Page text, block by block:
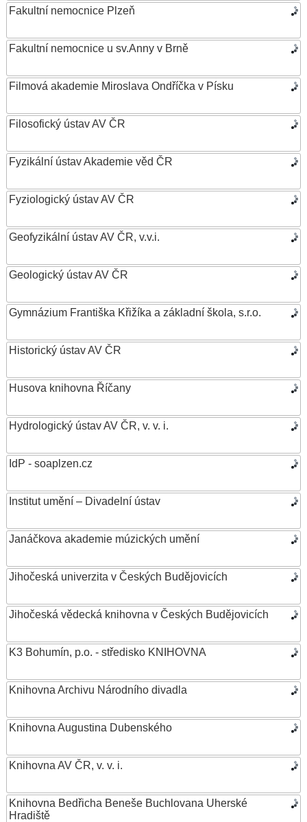
Fakultní nemocnice Plzeň
Fakultní nemocnice u sv.Anny v Brně
Filmová akademie Miroslava Ondříčka v Písku
Filosofický ústav AV ČR
Fyzikální ústav Akademie věd ČR
Fyziologický ústav AV ČR
Geofyzikální ústav AV ČR, v.v.i.
Geologický ústav AV ČR
Gymnázium Františka Křižíka a základní škola, s.r.o.
Historický ústav AV ČR
Husova knihovna Říčany
Hydrologický ústav AV ČR, v. v. i.
IdP - soaplzen.cz
Institut umění – Divadelní ústav
Janáčkova akademie múzických umění
Jihočeská univerzita v Českých Budějovicích
Jihočeská vědecká knihovna v Českých Budějovicích
K3 Bohumín, p.o. - středisko KNIHOVNA
Knihovna Archivu Národního divadla
Knihovna Augustina Dubenského
Knihovna AV ČR, v. v. i.
Knihovna Bedřicha Beneše Buchlovana Uherské
Hradiště